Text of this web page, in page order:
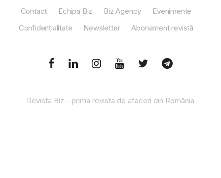
Contact Echipa Biz Biz Agency
Evenimente
Confidențialitate
Newsletter Abonament revistă
Revista Biz - prima revista de afaceri din România